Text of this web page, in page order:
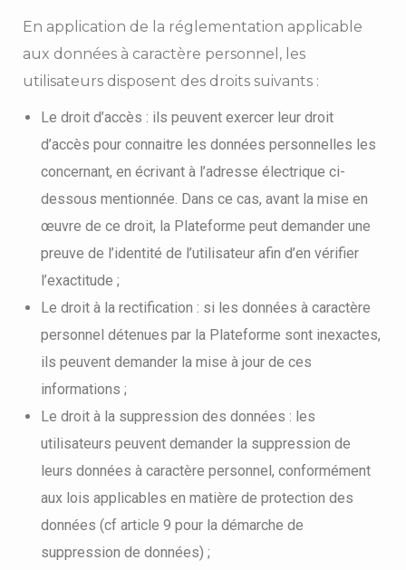
En application de la réglementation applicable
aux données à caractère personnel, les
utilisateurs disposent des droits suivants :
Le droit d’accès : ils peuvent exercer leur droit
d’accès pour connaitre les données personnelles les
concernant, en écrivant à l’adresse électrique ci-
dessous mentionnée. Dans ce cas, avant la mise en
œuvre de ce droit, la Plateforme peut demander une
preuve de l’identité de l’utilisateur afin d’en vérifier
l’exactitude ;
Le droit à la rectification : si les données à caractère
personnel détenues par la Plateforme sont inexactes,
ils peuvent demander la mise à jour de ces
informations ;
Le droit à la suppression des données : les
utilisateurs peuvent demander la suppression de
leurs données à caractère personnel, conformément
aux lois applicables en matière de protection des
données (cf article 9 pour la démarche de
suppression de données) ;